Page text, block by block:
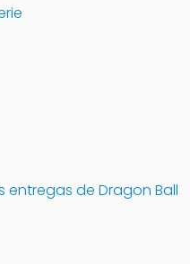
entregas de Dragon Ball